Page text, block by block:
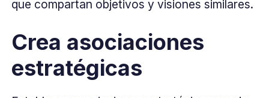
que compartan objetivos y visiones similares.
Crea asociaciones
estratégicas